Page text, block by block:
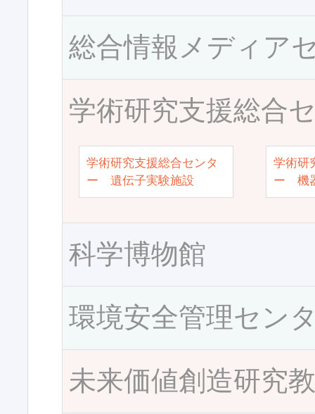
総合情報メディア
学術研究支援総合
学術研究支援総合センタ
ー 遺伝子実験施設
学術研
ー 機
科学博物館
環境安全管理セン
未来価値創造研究